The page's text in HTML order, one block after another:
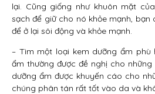
lại. Cũng giống như khuôn mặt
sạch để giữ cho nó khỏe mạnh,
để ở lại sôi động và khỏe mạnh.
– Tìm một loại kem dưỡng ẩm phù
ẩm thường được đề nghị cho
dưỡng ẩm được khuyến cáo cho
chúng phân tán rất tốt vào da và